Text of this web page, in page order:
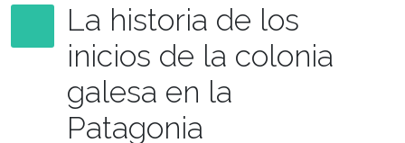
La historia de los
inicios de la colonia
galesa en la
Patagonia